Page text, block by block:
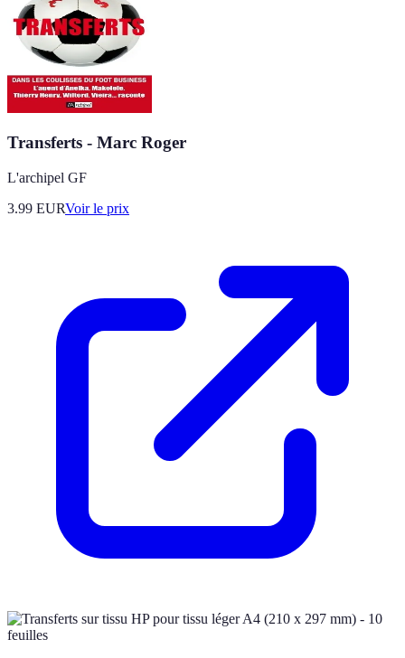
Transferts - Marc Roger
L'archipel GF
3.99 EURVoir le prix